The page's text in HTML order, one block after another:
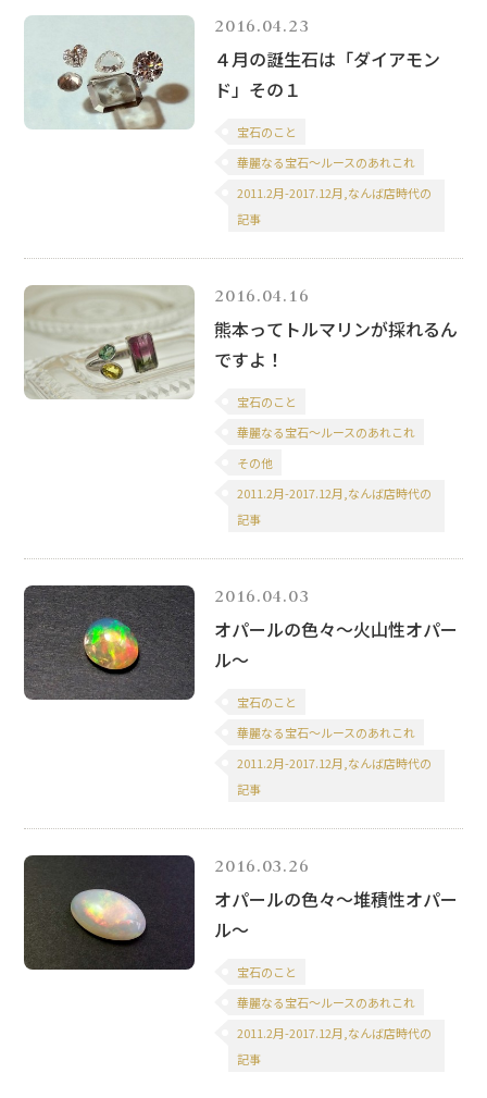
2016.04.23
４月の誕生石は「ダイアモン
ド」その１
宝石のこと
華麗なる宝石～ルースのあれこれ
2011.2月-2017.12月,なんば店時代の
記事
2016.04.16
熊本ってトルマリンが採れるん
ですよ！
宝石のこと
華麗なる宝石～ルースのあれこれ
その他
2011.2月-2017.12月,なんば店時代の
記事
2016.04.03
オパールの色々～火山性オパー
ル～
宝石のこと
華麗なる宝石～ルースのあれこれ
2011.2月-2017.12月,なんば店時代の
記事
2016.03.26
オパールの色々～堆積性オパー
ル～
宝石のこと
華麗なる宝石～ルースのあれこれ
2011.2月-2017.12月,なんば店時代の
記事